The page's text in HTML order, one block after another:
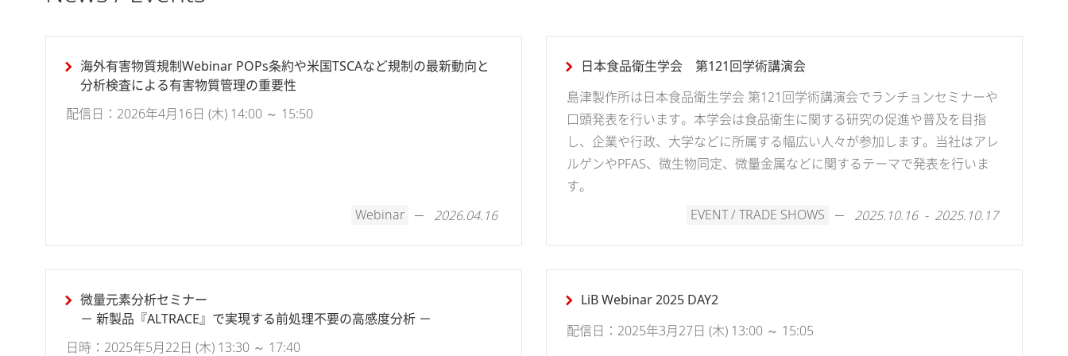
海外有害物質規制Webinar POPs条約や米国TSCAなど規制の最新動向と
分析検査による有害物質管理の重要性
配信日：2026年4月16日 (木) 14:00 ～ 15:50
Webinar 2026.04.16
日本食品衛生学会 第121回学術講演会
島津製作所は日本食品衛生学会 第121回学術講演会でランチョンセミナーや
口頭発表を行います。本学会は食品衛生に関する研究の促進や普及を目指
し、企業や行政、大学などに所属する幅広い人々が参加します。当社はアレ
ルゲンやPFAS、微生物同定、微量金属などに関するテーマで発表を行いま
す。
EVENT / TRADE SHOWS
2025.10.16 - 2025.10.17
微量元素分析セミナー
－ 新製品『ALTRACE』で実現する前処理不要の高感度分析 －
日時：2025年5月22日 (木) 13:30 ～ 17:40
LiB Webinar 2025 DAY2
配信日：2025年3月27日 (木) 13:00 ～ 15:05